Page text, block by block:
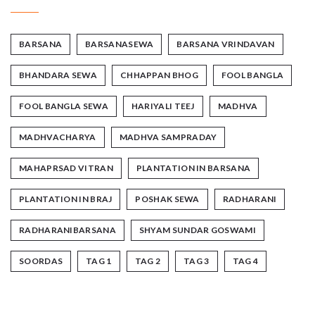
BARSANA BARSANASEWA BARSANA VRINDAVAN
BHANDARA SEWA CHHAPPAN BHOG FOOL BANGLA
FOOL BANGLA SEWA HARIYALI TEEJ MADHVA
MADHVACHARYA MADHVA SAMPRADAY
MAHAPRSAD VITRAN PLANTATION IN BARSANA
PLANTATION IN BRAJ POSHAK SEWA RADHARANI
RADHARANIBARSANA SHYAM SUNDAR GOSWAMI
SOORDAS TAG 1 TAG 2 TAG 3 TAG 4